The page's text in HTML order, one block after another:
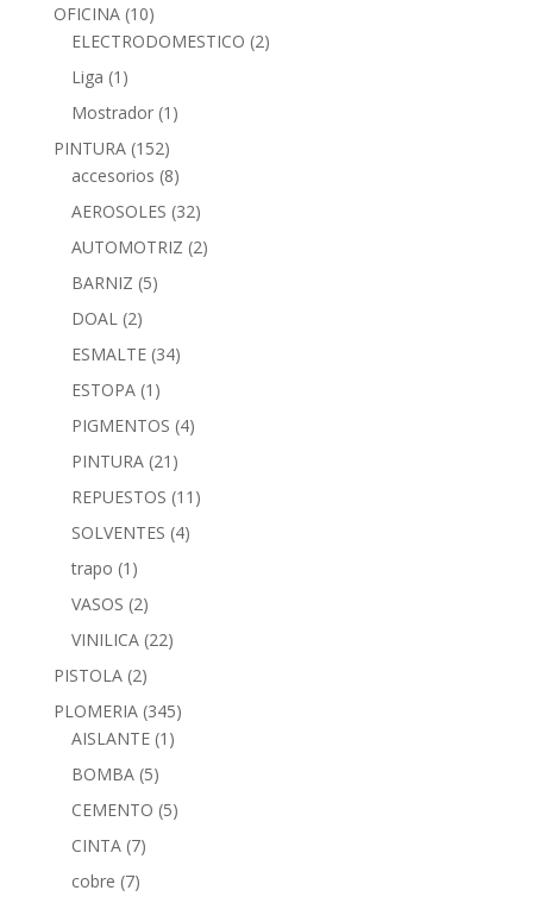
OFICINA (10)
ELECTRODOMESTICO (2)
Liga (1)
Mostrador (1)
PINTURA (152)
accesorios (8)
AEROSOLES (32)
AUTOMOTRIZ (2)
BARNIZ (5)
DOAL (2)
ESMALTE (34)
ESTOPA (1)
PIGMENTOS (4)
PINTURA (21)
REPUESTOS (11)
SOLVENTES (4)
trapo (1)
VASOS (2)
VINILICA (22)
PISTOLA (2)
PLOMERIA (345)
AISLANTE (1)
BOMBA (5)
CEMENTO (5)
CINTA (7)
cobre (7)